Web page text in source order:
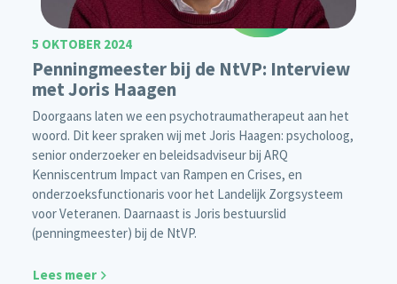
5 OKTOBER 2024
Penningmeester bij de NtVP: Interview
met Joris Haagen
Doorgaans laten we een psychotraumatherapeut aan het
woord. Dit keer spraken wij met Joris Haagen: psycholoog,
senior onderzoeker en beleidsadviseur bij ARQ
Kenniscentrum Impact van Rampen en Crises, en
onderzoeksfunctionaris voor het Landelijk Zorgsysteem
voor Veteranen. Daarnaast is Joris bestuurslid
(penningmeester) bij de NtVP.
Lees meer